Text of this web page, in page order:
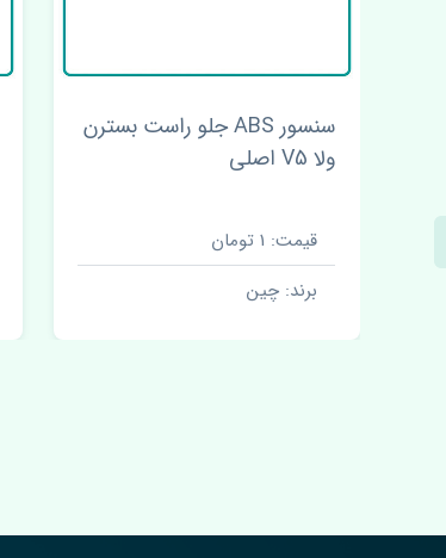
سنسور ABS جلو راست بسترن
ولا V5 اصلی
قیمت: 1 تومان
برند: چین